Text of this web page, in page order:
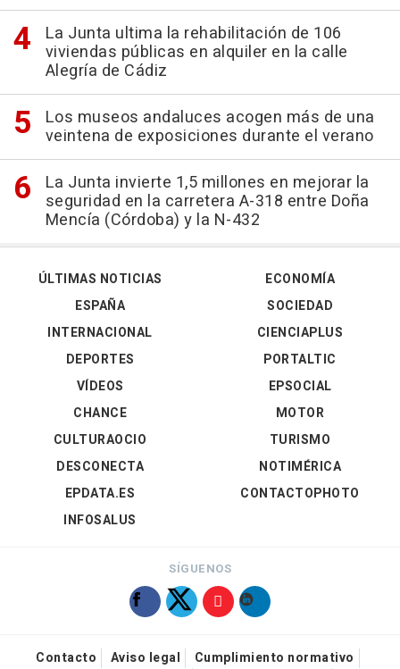
La Junta ultima la rehabilitación de 106
viviendas públicas en alquiler en la calle
Alegría de Cádiz
Los museos andaluces acogen más de una
veintena de exposiciones durante el verano
La Junta invierte 1,5 millones en mejorar la
seguridad en la carretera A-318 entre Doña
Mencía (Córdoba) y la N-432
ÚLTIMAS NOTICIAS
ESPAÑA
INTERNACIONAL
DEPORTES
VÍDEOS
ECONOMÍA
SOCIEDAD
CIENCIAPLUS
PORTALTIC
EPSOCIAL
CHANCE
CULTURAOCIO
DESCONECTA
EPDATA.ES
INFOSALUS
MOTOR
TURISMO
NOTIMÉRICA
CONTACTOPHOTO
SÍGUENOS
Contacto Aviso legal
Cumplimiento normativo